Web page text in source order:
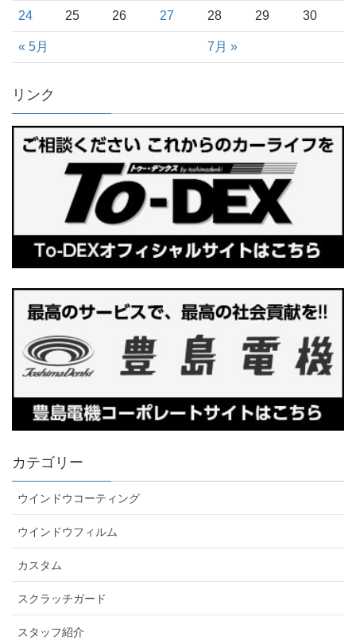
« 5月 7月 »
24 25 26 27 28 29 30
リンク
カテゴリー
ウインドウコーティング
ウインドウフィルム
カスタム
スクラッチガード
スタッフ紹介